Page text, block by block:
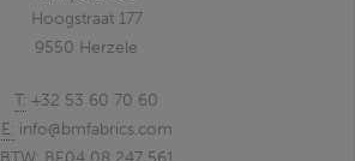
Hoogstraat 177
9550 Herzele
T: +32 53 60 70 60
E: info@bmfabrics.com